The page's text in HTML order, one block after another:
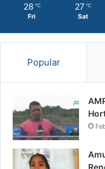
28 ℃
Fri
27 ℃
Sat
Popular